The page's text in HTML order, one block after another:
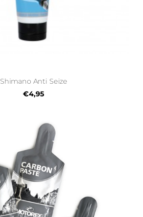
Shimano Anti Seize
€4,95